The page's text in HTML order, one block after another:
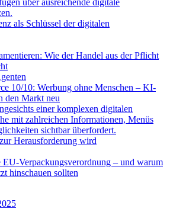
als Schlüssel der digitalen
Wie der Handel aus der Pflicht
10/10: Werbung ohne Menschen – KI-
den Markt neu
Herausforderung wird
Verpackungsverordnung – und warum
hinschauen sollten